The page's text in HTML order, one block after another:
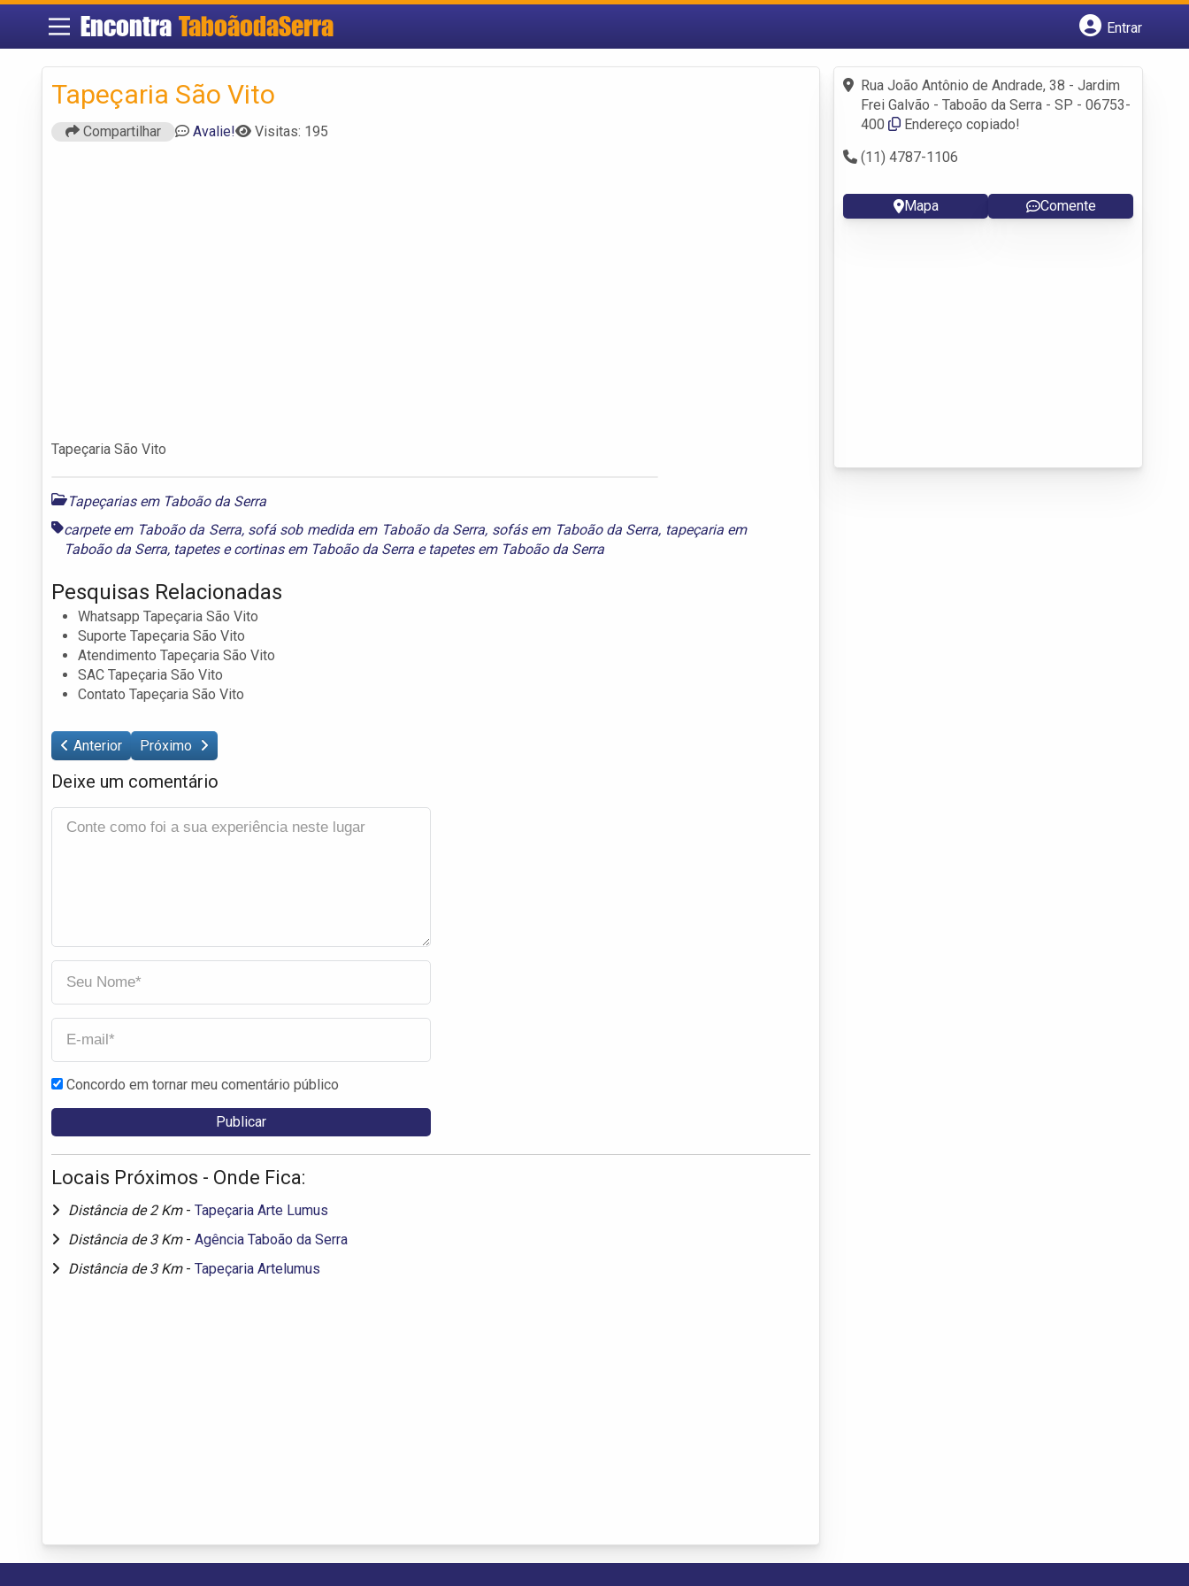
Encontra TaboãodaSerra
Entrar
Fazer login
Criar conta
Tapeçaria São Vito
Compartilhar Avalie! Visitas: 195
Tapeçaria São Vito
Tapeçarias em Taboão da Serra
carpete em Taboão da Serra, sofá sob medida em Taboão da Serra, sofás em Taboão da Serra, tapeçaria em
Taboão da Serra, tapetes e cortinas em Taboão da Serra e tapetes em Taboão da Serra
Pesquisas Relacionadas
Whatsapp Tapeçaria São Vito
Suporte Tapeçaria São Vito
Atendimento Tapeçaria São Vito
SAC Tapeçaria São Vito
Contato Tapeçaria São Vito
Anterior Próximo
Deixe um comentário
Concordo em tornar meu comentário público
Locais Próximos - Onde Fica:
Distância de 2 Km - Tapeçaria Arte Lumus
Distância de 3 Km - Agência Taboão da Serra
Distância de 3 Km - Tapeçaria Artelumus
Rua João Antônio de Andrade, 38 - Jardim
Frei Galvão - Taboão da Serra - SP - 06753-
400
Endereço copiado!
(11) 4787-1106
Mapa Comente